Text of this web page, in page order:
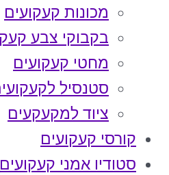
מכונות קעקועים
בקבוקי צבע
מחטי קעקועים
סטנסיל
ציוד למקעקעים
קורסי קעקועים
סטודיו אמני קעקועים